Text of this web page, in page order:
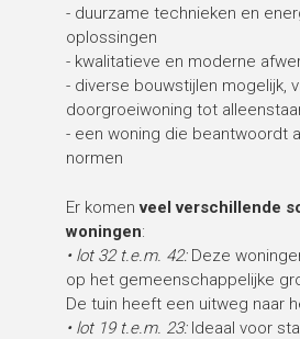
- duurzame technieken en
oplossingen
- kwalitatieve en moderne
- diverse bouwstijlen mogelijk,
doorgroeiwoning tot
- een woning die beantwoordt
normen
Er komenveel verschillende
woningen:
• lot 32 t.e.m. 42:Deze
op het gemeenschappelijke
De tuin heeft een uitweg naar
• lot 19 t.e.m. 23:Ideaal voor